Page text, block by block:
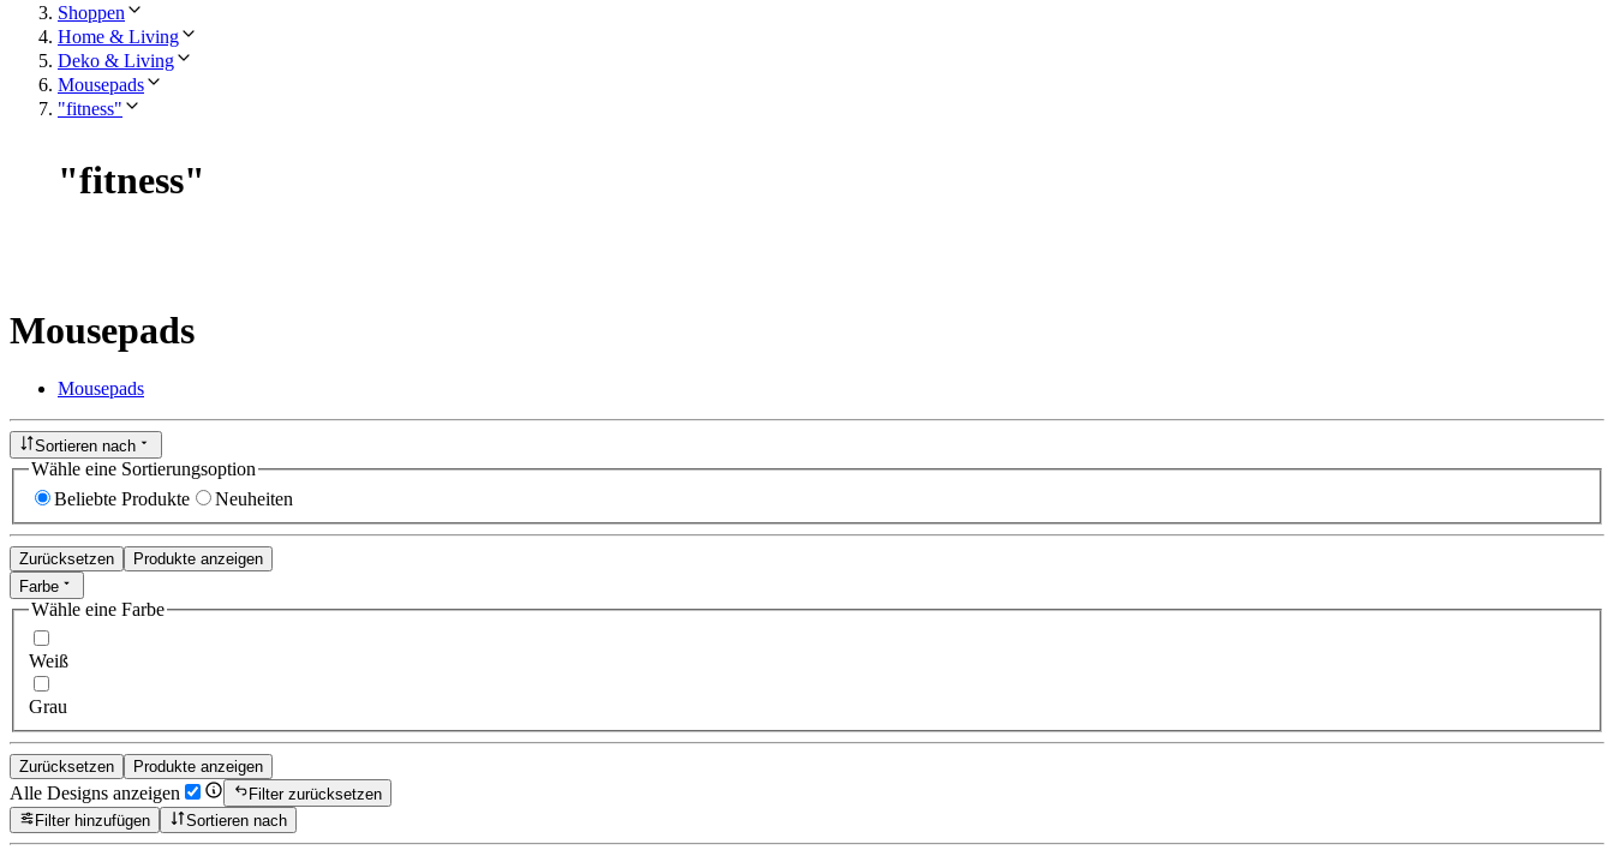
Shoppen
Home & Living
Deko & Living
Mousepads
"fitness"
"fitness"
Mousepads
Mousepads
Sortieren nach
Wähle eine Sortierungsoption
Beliebte Produkte
Neuheiten
Zurücksetzen
Produkte anzeigen
Farbe
Wähle eine Farbe
Weiß
Grau
Zurücksetzen Produkte anzeigen
Alle Designs anzeigen
Filter zurücksetzen
Filter hinzufügen
Sortieren nach